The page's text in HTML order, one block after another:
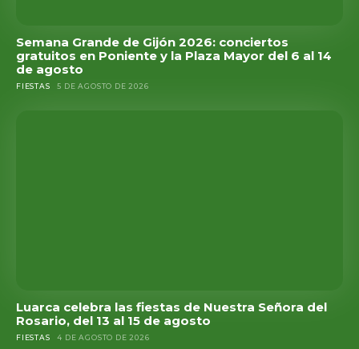
Semana Grande de Gijón 2026: conciertos
gratuitos en Poniente y la Plaza Mayor del 6 al 14
de agosto
FIESTAS 5 DE AGOSTO DE 2026
Luarca celebra las fiestas de Nuestra Señora del
Rosario, del 13 al 15 de agosto
FIESTAS 4 DE AGOSTO DE 2026